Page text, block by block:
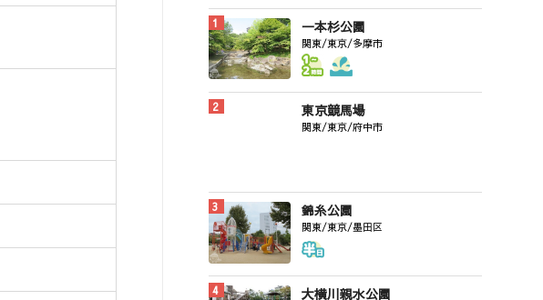
一本杉公園
関東/東京/多摩市
東京競馬場
関東/東京/府中市
錦糸公園
関東/東京/墨田区
大横川親水公園
関東/東京/墨田区